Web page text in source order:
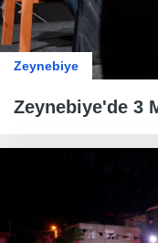
Zeynebiye
Zeynebiye'de 3